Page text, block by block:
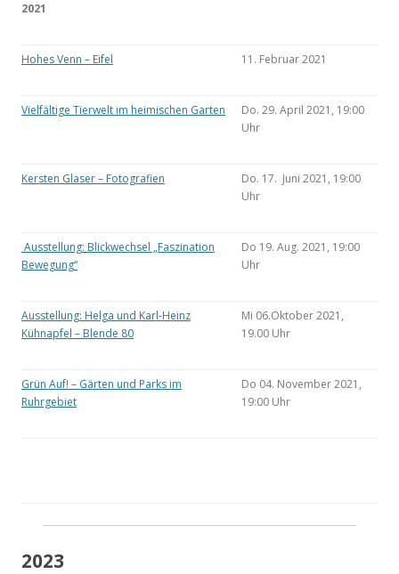
2021
Hohes Venn – Eifel 11. Februar 2021
Vielfältige Tierwelt im heimischen Garten
Do. 29. April 2021, 19:00
Uhr
Kersten Glaser – Fotografien
Do. 17. Juni 2021, 19:00
Uhr
Ausstellung: Blickwechsel „Faszination
Bewegung“
Do 19. Aug. 2021, 19:00
Uhr
Ausstellung: Helga und Karl-Heinz
Kühnapfel – Blende 80
Mi 06.Oktober 2021,
19.00 Uhr
Grün Auf! – Gärten und Parks im
Ruhrgebiet
Do 04. November 2021,
19:00 Uhr
2023